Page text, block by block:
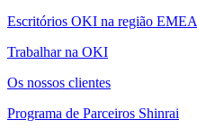
Escritórios OKI na região EMEA
Trabalhar na OKI
Os nossos clientes
Programa de Parceiros Shinrai